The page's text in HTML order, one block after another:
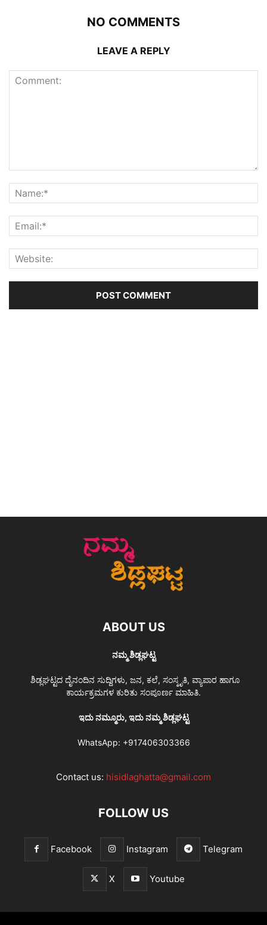
NO COMMENTS
LEAVE A REPLY
ABOUT US
ನಮ್ಮ ಶಿಡ್ಲಘಟ್ಟ
ಶಿಡ್ಲಘಟ್ಟದ ದೈನಂದಿನ ಸುದ್ದಿಗಳು, ಜನ, ಕಲೆ, ಸಂಸ್ಕೃತಿ, ವ್ಯಾಪಾರ ಹಾಗೂ
ಕಾರ್ಯಕ್ರಮಗಳ ಕುರಿತು ಸಂಪೂರ್ಣ ಮಾಹಿತಿ.
ಇದು ನಮ್ಮೂರು, ಇದು ನಮ್ಮ ಶಿಡ್ಲಘಟ್ಟ
WhatsApp: +917406303366
Contact us: hisidlaghatta@gmail.com
FOLLOW US
Facebook Instagram Telegram
X Youtube